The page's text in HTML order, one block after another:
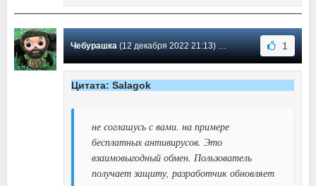
Чебурашка(12 декабря 2022 21:13) Сообщение #1824 1
Цитата: Salagok
не соглашусь с вами. на примере
бесплатных антивирусов. Это
взаимовыгодный обмен. Пользователь
получает защиту, разработчик обновляет